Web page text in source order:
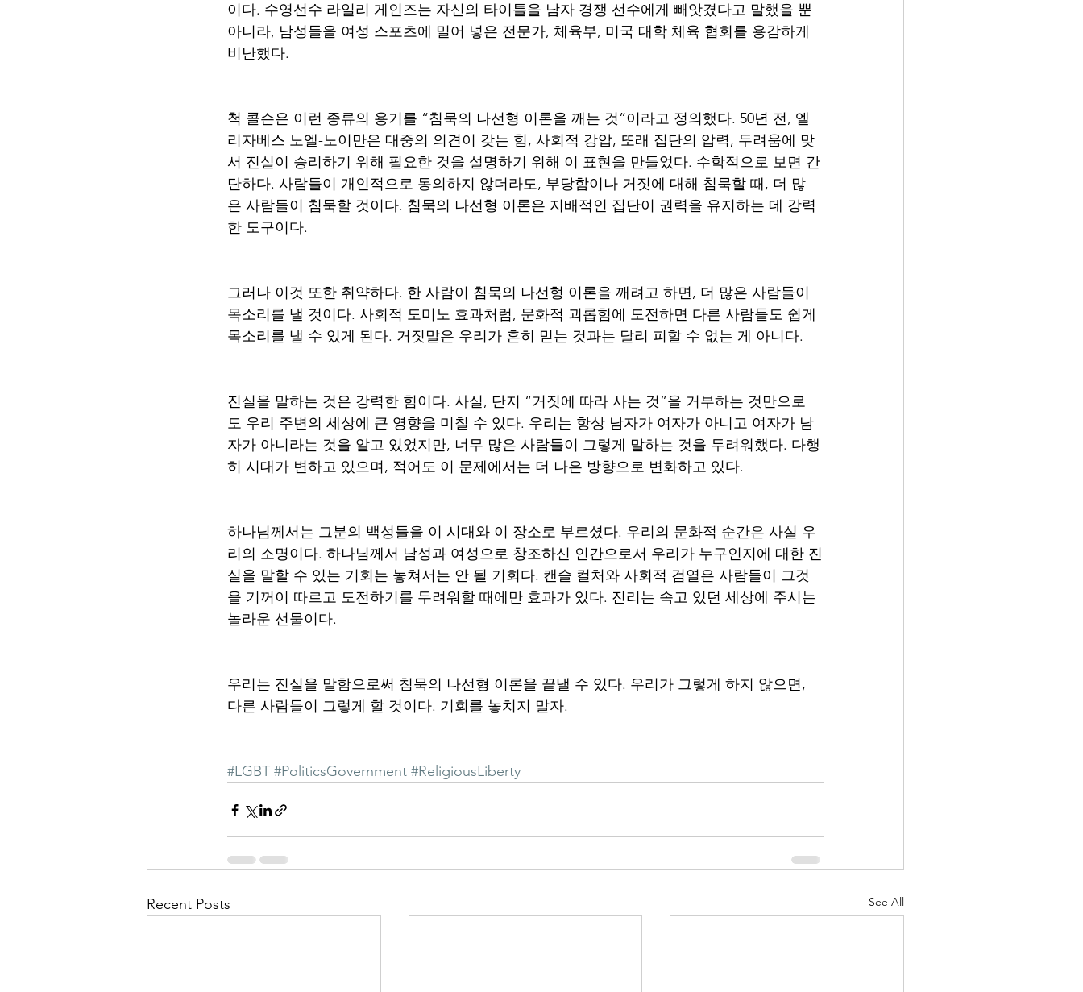
이다. 수영선수 라일리 게인즈는 자신의 타이틀을 남자 경쟁 선수에게 빼앗겼다고 말했을 뿐
아니라, 남성들을 여성 스포츠에 밀어 넣은 전문가, 체육부, 미국 대학 체육 협회를 용감하게
비난했다.
척 콜슨은 이런 종류의 용기를 “침묵의 나선형 이론을 깨는 것”이라고 정의했다. 50년 전, 엘
리자베스 노엘-노이만은 대중의 의견이 갖는 힘, 사회적 강압, 또래 집단의 압력, 두려움에 맞
서 진실이 승리하기 위해 필요한 것을 설명하기 위해 이 표현을 만들었다. 수학적으로 보면 간
단하다. 사람들이 개인적으로 동의하지 않더라도, 부당함이나 거짓에 대해 침묵할 때, 더 많
은 사람들이 침묵할 것이다. 침묵의 나선형 이론은 지배적인 집단이 권력을 유지하는 데 강력
한 도구이다.
그러나 이것 또한 취약하다. 한 사람이 침묵의 나선형 이론을 깨려고 하면, 더 많은 사람들이
목소리를 낼 것이다. 사회적 도미노 효과처럼, 문화적 괴롭힘에 도전하면 다른 사람들도 쉽게
목소리를 낼 수 있게 된다. 거짓말은 우리가 흔히 믿는 것과는 달리 피할 수 없는 게 아니다.
진실을 말하는 것은 강력한 힘이다. 사실, 단지 “거짓에 따라 사는 것”을 거부하는 것만으로
도 우리 주변의 세상에 큰 영향을 미칠 수 있다. 우리는 항상 남자가 여자가 아니고 여자가 남
자가 아니라는 것을 알고 있었지만, 너무 많은 사람들이 그렇게 말하는 것을 두려워했다. 다행
히 시대가 변하고 있으며, 적어도 이 문제에서는 더 나은 방향으로 변화하고 있다.
하나님께서는 그분의 백성들을 이 시대와 이 장소로 부르셨다. 우리의 문화적 순간은 사실 우
리의 소명이다. 하나님께서 남성과 여성으로 창조하신 인간으로서 우리가 누구인지에 대한 진
실을 말할 수 있는 기회는 놓쳐서는 안 될 기회다. 캔슬 컬처와 사회적 검열은 사람들이 그것
을 기꺼이 따르고 도전하기를 두려워할 때에만 효과가 있다. 진리는 속고 있던 세상에 주시는
놀라운 선물이다.
우리는 진실을 말함으로써 침묵의 나선형 이론을 끝낼 수 있다. 우리가 그렇게 하지 않으면,
다른 사람들이 그렇게 할 것이다. 기회를 놓치지 말자.
#LGBT #PoliticsGovernment #ReligiousLiberty
Recent Posts See All